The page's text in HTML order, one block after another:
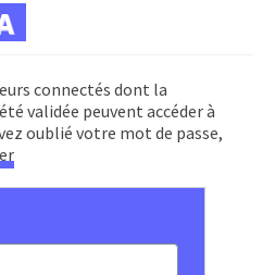
connectés dont la
validée peuvent accéder à
oublié votre mot de passe,